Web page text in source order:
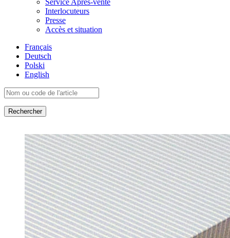
Service Après-vente
Interlocuteurs
Presse
Accès et situation
Français
Deutsch
Polski
English